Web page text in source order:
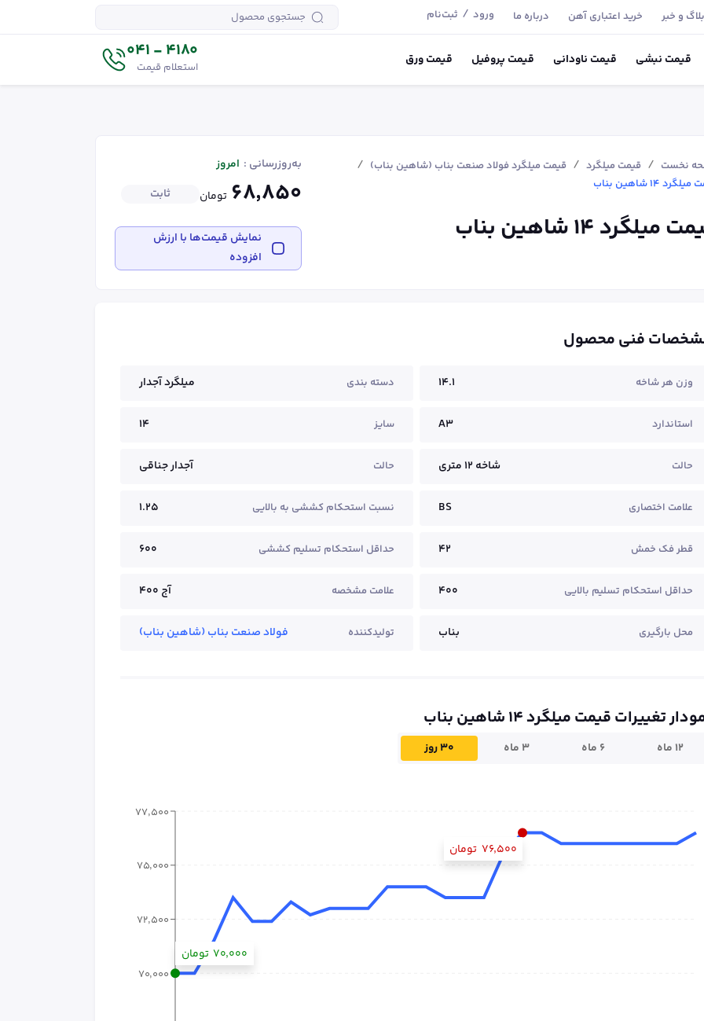
بلاگ و خبر خرید اعتباری آهن درباره ما ورود / ثبت‌نام
قیمت نبشی قیمت ناودانی قیمت پروفیل قیمتورق 4180 - 041
استعلام قیمت
نخست / قیمت میلگرد / قیمت میلگرد فولاد صنعت بناب (شاهین بناب) /
14 شاهین بناب
میلگرد 14 شاهین بناب
به‌روزرسانی : امروز
۶۸٬۸۵۰ تومان ثابت
نمایش قیمت‌ها با ارزش
افزوده
فنی محصول
وزن هر شاخه 14.1 دسته بندی میلگرد آجدار
استاندارد A3 سایز 14
حالت شاخه ۱۲ متری حالت آجدار جناقی
علامت اختصاری BS نسبت استحکام کششی به بالایی 1.25
قطر فک خمش 42 حداقل استحکام تسلیم کششی 600
حداقل استحکام تسلیم بالایی 400 علامت مشخصه آج ۴۰۰
محل بارگیری بناب تولیدکننده فولاد صنعت بناب (شاهین بناب)
تغییرات قیمت میلگرد 14 شاهین بناب
۱۲ ماه ۶ ماه ۳ ماه ۳۰ روز
۷۰٬۰۰۰
۷۲٬۵۰۰
۷۵٬۰۰۰
۷۷٬۵۰۰
۷۶٬۵۰۰ تومان
۷۰٬۰۰۰ تومان